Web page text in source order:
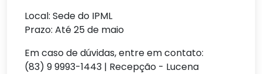
Local: Sede do IPML
Prazo: Até 25 de maio
Em caso de dúvidas, entre em contato:
(83) 9 9993-1443 | Recepção - Lucena